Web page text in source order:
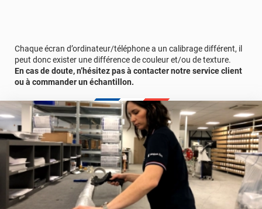
Chaque écran d’ordinateur/téléphone a un calibrage différent, il
peut donc exister une différence de couleur et/ou de texture.
En cas de doute, n’hésitez pas à contacter notre service client
ou à commander un échantillon.